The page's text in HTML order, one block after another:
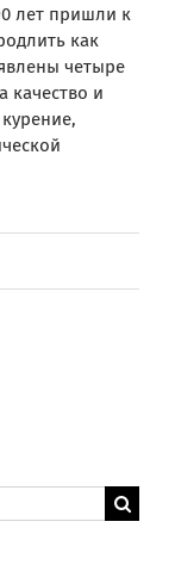
лет пришли к
как
четыре
качество и